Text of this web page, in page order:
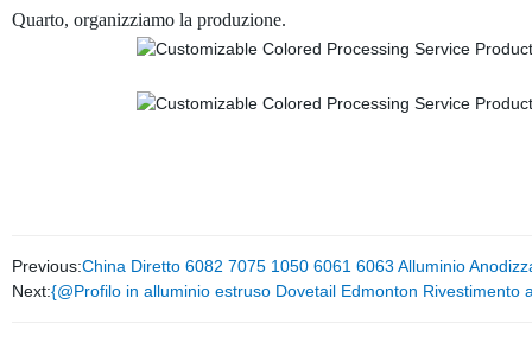
Quarto, organizziamo la produzione.
Previous:China Diretto 6082 7075 1050 6061 6063 Alluminio
Next:{@Profilo in alluminio estruso Dovetail Edmonton